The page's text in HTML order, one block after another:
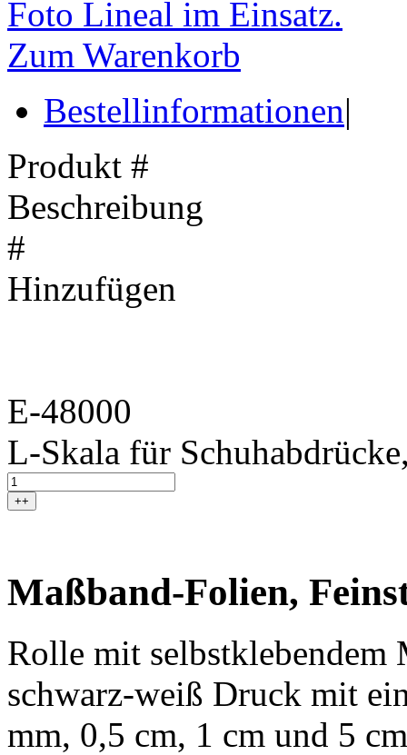
Foto Lineal im Einsatz.
Zum Warenkorb
Bestellinformationen|
Produkt #
Beschreibung
#
Hinzufügen
E-48000
L-Skala für
++
Maßband-Folien,
Rolle mit
schwarz-weiß Druck mit
mm, 0,5 cm, 1 cm und 5